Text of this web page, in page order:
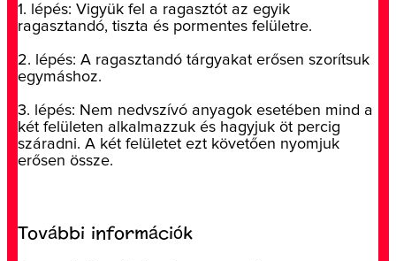
1. lépés: Vigyük fel a ragasztót az egyik
ragasztandó, tiszta és pormentes felületre.
2. lépés: A ragasztandó tárgyakat erősen szorítsuk
egymáshoz.
3. lépés: Nem nedvszívó anyagok esetében mind a
két felületen alkalmazzuk és hagyjuk öt percig
száradni. A két felületet ezt követően nyomjuk
erősen össze.
További információk